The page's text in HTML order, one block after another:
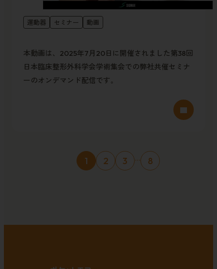
運動器 セミナー 動画
本動画は、2025年7月20日に開催されました第38回
日本臨床整形外科学会学術集会での弊社共催セミナ
ーのオンデマンド配信です。
1 2 3 ... 8